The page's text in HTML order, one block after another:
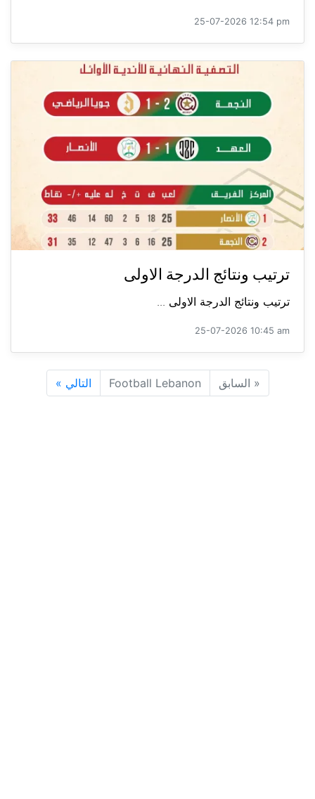
25-07-2026 12:54 pm
ترتيب ونتائج الدرجة الاولى
ترتيب ونتائج الدرجة الاولى ...
25-07-2026 10:45 am
« السابق Football Lebanon التالي »